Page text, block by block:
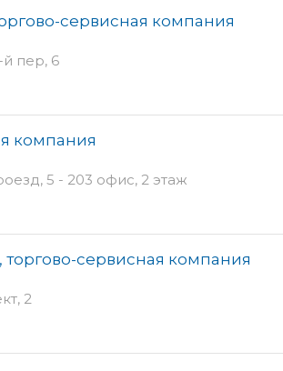
сервисная компания
пер, 6
компания
5 - 203 офис, 2 этаж
сервисная компания
2